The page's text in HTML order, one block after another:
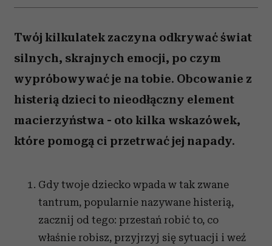
Twój kilkulatek zaczyna odkrywać świat
silnych, skrajnych emocji, po czym
wypróbowywać je na tobie. Obcowanie z
histerią dzieci to nieodłączny element
macierzyństwa - oto kilka wskazówek,
które pomogą ci przetrwać jej napady.
Gdy twoje dziecko wpada w tak zwane
tantrum, popularnie nazywane histerią,
zacznij od tego: przestań robić to, co
właśnie robisz, przyjrzyj się sytuacji i weź